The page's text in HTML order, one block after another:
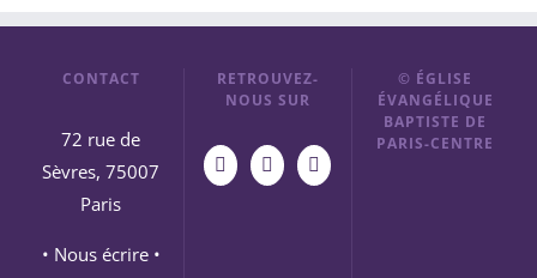
CONTACT
72 rue de
Sèvres, 75007
Paris
• Nous écrire •
RETROUVEZ-
NOUS SUR
© ÉGLISE
ÉVANGÉLIQUE
BAPTISTE DE
PARIS-CENTRE